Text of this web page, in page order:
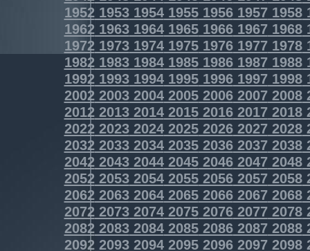
1952195319541955195619571958
1962196319641965196619671968
1972197319741975197619771978
1982198319841985198619871988
1992199319941995199619971998
2002200320042005200620072008
2012201320142015201620172018
2022202320242025202620272028
2032203320342035203620372038
2042204320442045204620472048
2052205320542055205620572058
2062206320642065206620672068
2072207320742075207620772078
2082208320842085208620872088
2092209320942095209620972098